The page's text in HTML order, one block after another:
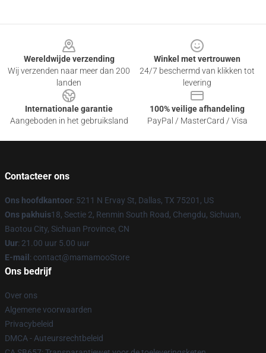
Wereldwijde verzending
Wij verzenden naar meer dan 200
landen
Winkel met vertrouwen
24/7 beschermd van klikken tot
levering
Internationale garantie
Aangeboden in het gebruiksland
100% veilige afhandeling
PayPal / MasterCard / Visa
Contacteer ons
Ons hoofdkantoor: 5211 N Ervay St, Dallas, TX 75201, US
Ons pakhuis18, Sectie 2, Renmin South Road, Chengdu, Sichuan,
Baotou City, Sichuan Province, CN
Uur: 21.00 uur 5.00 uur
E-mail : contact@mamamooStore
Ons bedrijf
Over ons
Algemene voorwaarden
Privacybeleid
DMCA - Auteursrechtbeleid